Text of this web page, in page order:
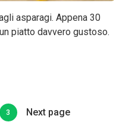
asparagi. Appena 30
piatto davvero gustoso.
3 Next page